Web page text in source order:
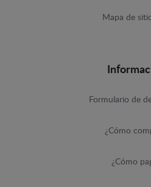
Mapa de
Formulario de
¿Cómo
¿Cómo